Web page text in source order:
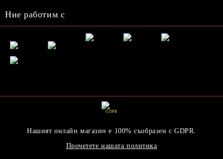
Ние работим с
GDPR
Нашият онлайн магазин е 100% съобразен с GDPR.
Прочетете нашата политика